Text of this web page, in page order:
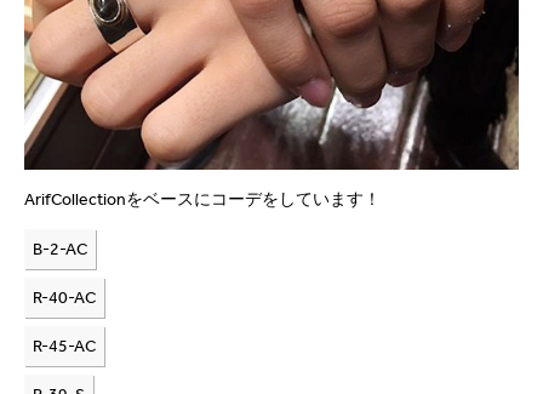
ArifCollectionをベースにコーデをしています！
B-2-AC
R-40-AC
R-45-AC